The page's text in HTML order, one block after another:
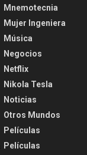
Mnemotecnia
Mujer Ingeniera
Música
Negocios
Netflix
Nikola Tesla
Noticias
Otros Mundos
Películas
Películas